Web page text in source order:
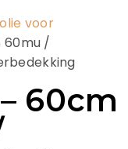
voor
60mu /
60cm